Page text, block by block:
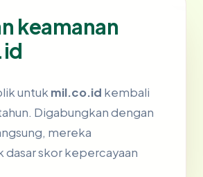
keamanan
untuk mil.co.id kembali
Digabungkan dengan
mereka
skor kepercayaan